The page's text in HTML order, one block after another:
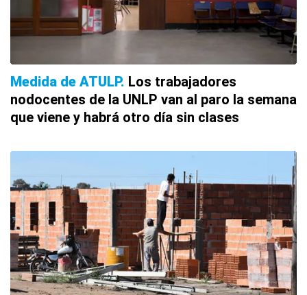
Medida de ATULP Los trabajadores
nodocentes de la UNLP van al paro la semana
que viene y habrá otro día sin clases